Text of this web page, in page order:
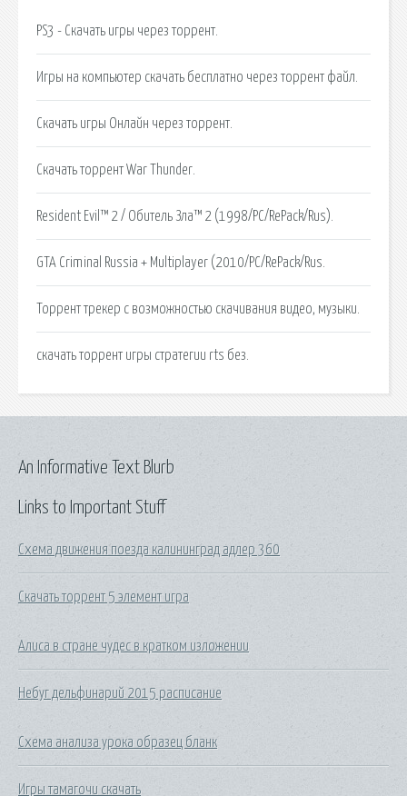
PS3 - Скачать игры через торрент.
Игры на компьютер скачать бесплатно через торрент файл.
Скачать игры Онлайн через торрент.
Скачать торрент War Thunder.
Resident Evil™ 2 / Обитель Зла™ 2 (1998/PC/RePack/Rus).
GTA Criminal Russia + Multiplayer (2010/PC/RePack/Rus.
Торрент трекер с возможностью скачивания видео, музыки.
cкачать торрент игры стратегии rts без.
Links to Important Stuff
Схема движения поезда калининград адлер 360
Скачать торрент 5 элемент игра
Алиса в стране чудес в кратком изложении
Небуг дельфинарий 2015 расписание
Схема анализа урока образец бланк
Игры тамагочи скачать
An Informative Text Blurb